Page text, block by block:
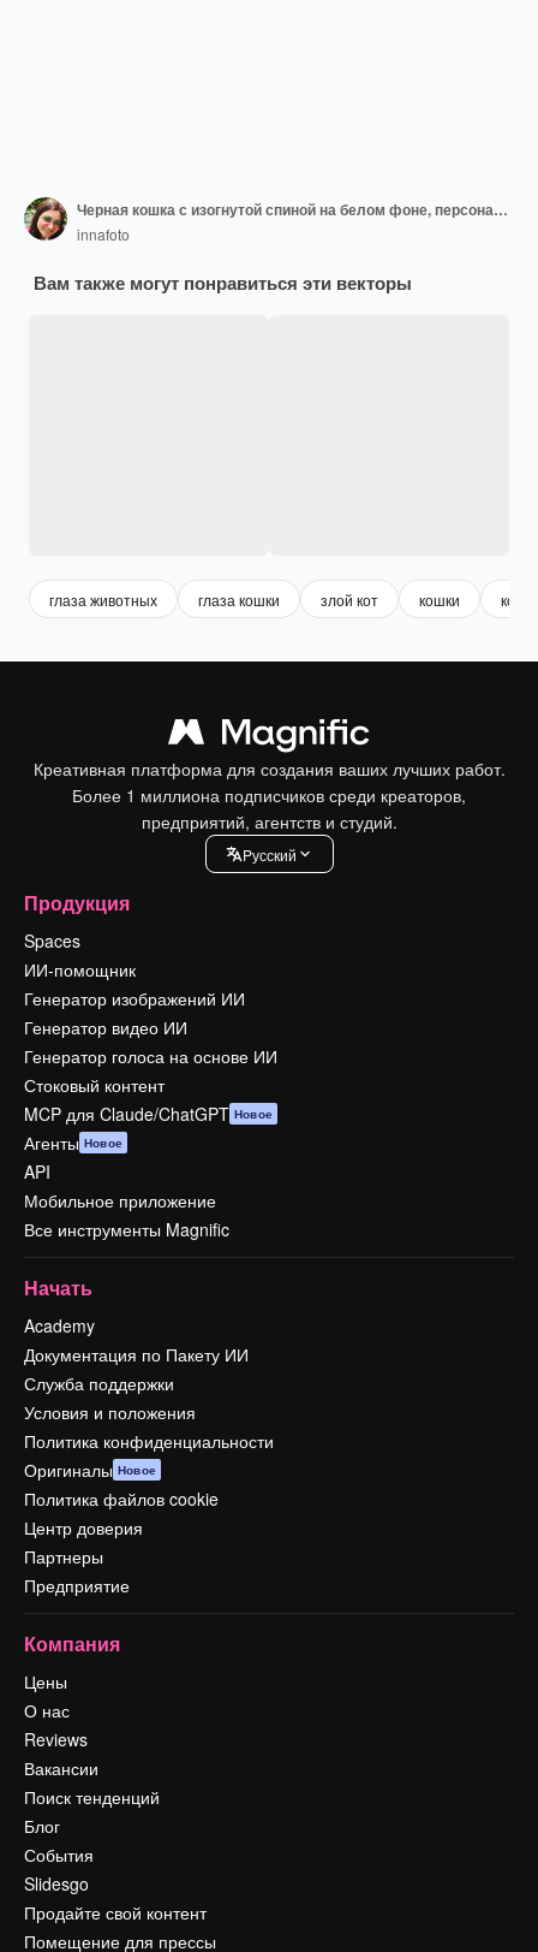
Черная кошка с изогнутой спиной на белом фоне, персонаж. Хэллоуин
innafoto
Вам также могут понравиться эти векторы
глаза животных глаза кошки злой кот кошки
Креативная платформа для создания ваших лучших работ.
Более 1 миллиона подписчиков среди креаторов,
предприятий, агентств и студий.
Pусский
Продукция
Spaces
ИИ-помощник
Генератор изображений ИИ
Генератор видео ИИ
Генератор голоса на основе ИИ
Стоковый контент
MCP для Claude/ChatGPT Новое
Агенты Новое
API
Мобильное приложение
Все инструменты Magnific
Начать
Academy
Документация по Пакету ИИ
Служба поддержки
Условия и положения
Политика конфиденциальности
Оригиналы Новое
Политика файлов cookie
Центр доверия
Партнеры
Предприятие
Компания
Цены
О нас
Reviews
Вакансии
Поиск тенденций
Блог
События
Slidesgo
Продайте свой контент
Помещение для прессы